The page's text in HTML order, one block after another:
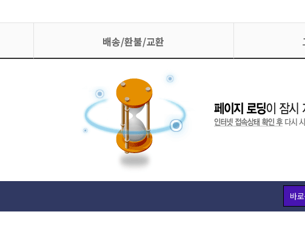
배송/환불/교환
바